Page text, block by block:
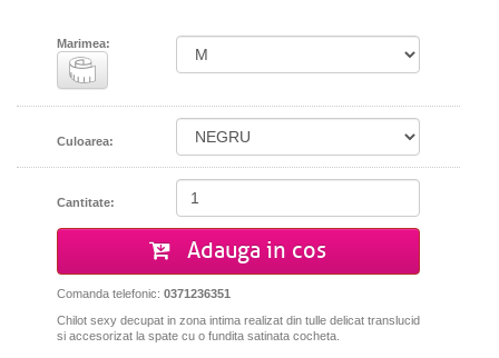
Marimea:
Culoarea:
Cantitate:
Adauga in cos
Comanda telefonic: 0371236351
Chilot sexy decupat in zona intima realizat din tulle delicat translucid
si accesorizat la spate cu o fundita satinata cocheta.